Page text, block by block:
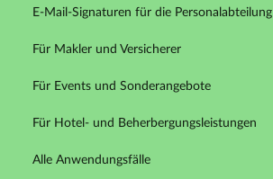
E-Mail-Signaturen für die Personalabteilung
Für Makler und Versicherer
Für Events und Sonderangebote
Für Hotel- und Beherbergungsleistungen
Alle Anwendungsfälle